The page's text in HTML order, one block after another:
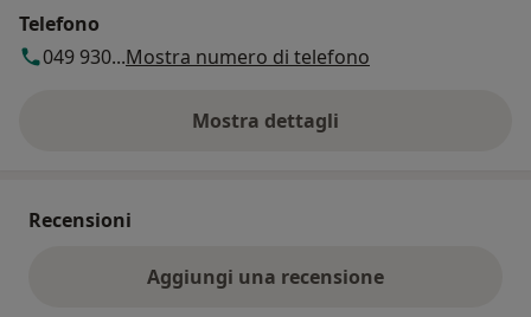
Telefono
049 930...Mostra numero di telefono
Mostra dettagli
sull'indirizzo
Recensioni
Aggiungi una recensione